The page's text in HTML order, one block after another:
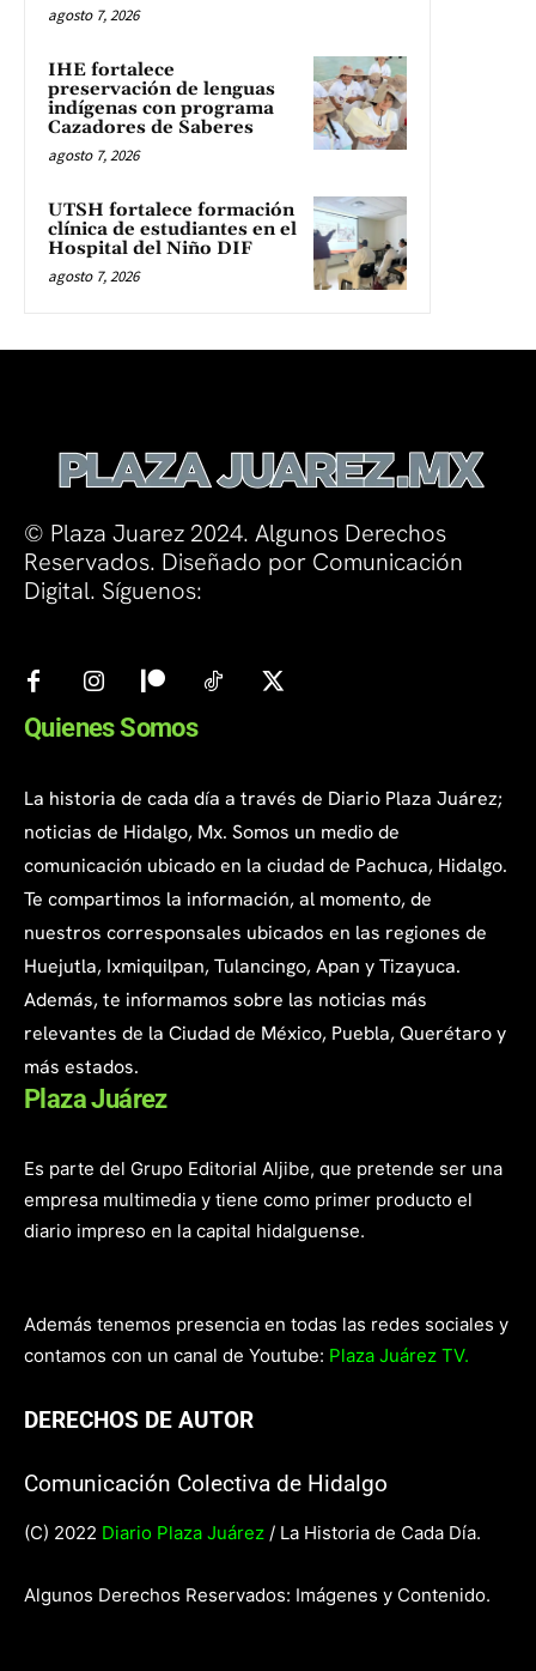
agosto 7, 2026
IHE fortalece
preservación de lenguas
indígenas con programa
Cazadores de Saberes
agosto 7, 2026
UTSH fortalece formación
clínica de estudiantes en el
Hospital del Niño DIF
agosto 7, 2026
© Plaza Juarez 2024. Algunos Derechos
Reservados. Diseñado por Comunicación
Digital. Síguenos:
Quienes Somos
La historia de cada día a través de Diario Plaza Juárez;
noticias de Hidalgo, Mx. Somos un medio de
comunicación ubicado en la ciudad de Pachuca, Hidalgo.
Te compartimos la información, al momento, de
nuestros corresponsales ubicados en las regiones de
Huejutla, Ixmiquilpan, Tulancingo, Apan y Tizayuca.
Además, te informamos sobre las noticias más
relevantes de la Ciudad de México, Puebla, Querétaro y
más estados.
Plaza Juárez
Es parte del Grupo Editorial Aljibe, que pretende ser una
empresa multimedia y tiene como primer producto el
diario impreso en la capital hidalguense.
Además tenemos presencia en todas las redes sociales y
contamos con un canal de Youtube: Plaza Juárez TV.
DERECHOS DE AUTOR
Comunicación Colectiva de Hidalgo
(C) 2022 Diario Plaza Juárez / La Historia de Cada Día.
Algunos Derechos Reservados: Imágenes y Contenido.